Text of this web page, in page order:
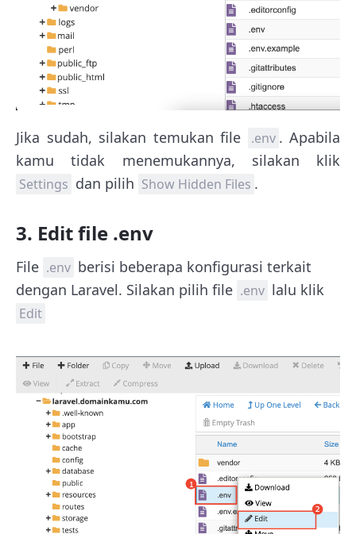
Jika sudah, silakan temukan file .env . Apabila
kamu tidak menemukannya, silakan klik
Settings dan pilih Show Hidden Files .
3. Edit file .env
File .env berisi beberapa konfigurasi terkait
dengan Laravel. Silakan pilih file .env lalu klik
Edit